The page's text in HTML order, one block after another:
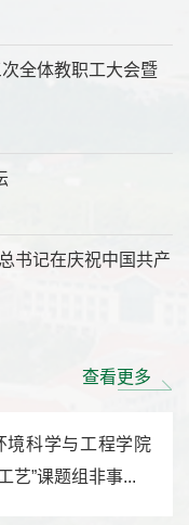
全体教职工大会暨
书记在庆祝中国共产
查看更多
境科学与工程学院
艺”课题组非事...